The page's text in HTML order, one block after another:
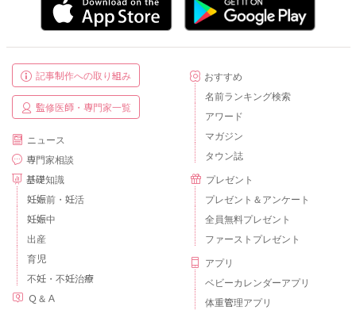
記事制作への取り組み
監修医師・専門家一覧
ニュース
専門家相談
基礎知識
妊娠前・妊活
妊娠中
出産
育児
不妊・不妊治療
Ｑ＆Ａ
おすすめ
名前ランキング検索
アワード
マガジン
タウン誌
プレゼント
プレゼント＆アンケート
全員無料プレゼント
ファーストプレゼント
アプリ
ベビーカレンダーアプリ
体重管理アプリ